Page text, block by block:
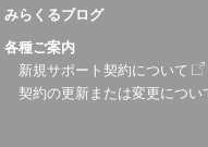
みらくるブログ
各種ご案内
新規サポート契約について
契約の更新または変更につい